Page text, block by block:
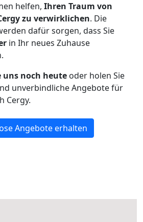
helfen, Ihren Traum von
zu verwirklichen. Die
dafür sorgen, dass Sie
in Ihr neues Zuhause
uns noch heute oder holen Sie
unverbindliche Angebote für
Cergy.
Angebote erhalten